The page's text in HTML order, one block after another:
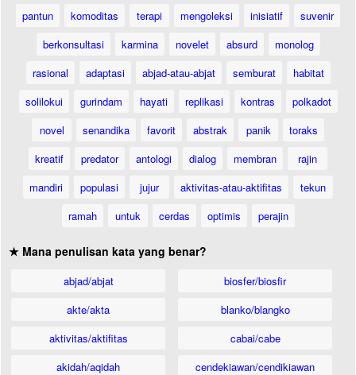
pantun
komoditas terapi mengoleksi inisiatif
suvenir
berkonsultasi
karmina novelet absurd
monolog
rasional
adaptasi abjad-atau-abjat semburat
habitat
solilokui
gurindam hayati replikasi kontras
polkadot
novel
senandika favorit abstrak panik
toraks
kreatif
predator antologi dialog membran
rajin
mandiri
populasi jujur aktivitas-atau-aktifitas
tekun
ramah
untuk cerdas optimis perajin
★ Mana penulisan kata yang benar?
abjad/abjat
akte/akta
aktivitas/aktifitas
akidah/aqidah
biosfer/biosfir
blanko/blangko
cabai/cabe
cendekiawan/cendikiawan